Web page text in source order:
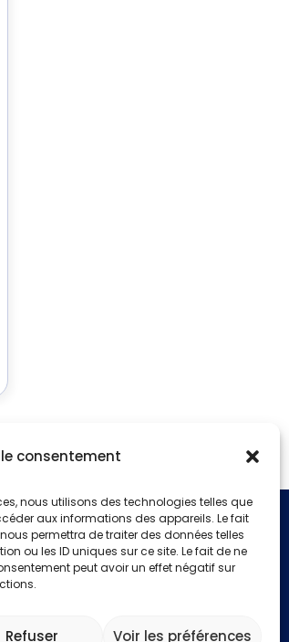
consentement
nous utilisons des technologies telles que
aux informations des appareils. Le fait
permettra de traiter des données telles
ou les ID uniques sur ce site. Le fait de ne
peut avoir un effet négatif sur
Refuser Voir les préférences
un compte